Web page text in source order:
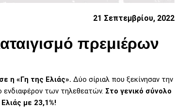
21 Σεπτεμβρίου, 2022
πρεμιέρων
η «Γη της Ελιάς». Δύο σίριαλ που ξεκίνησαν την
ενδιαφέρον των τηλεθεατών. Στο γενικό σύνολο
με 23,1%!